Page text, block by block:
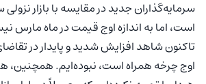
است، اما به اندازه اوج قیمت در ماه مارس
تاکنون شاهد افزایش شدید و پایدار در
اوج چرخه همراه است، نبوده‌ایم. همچنین،